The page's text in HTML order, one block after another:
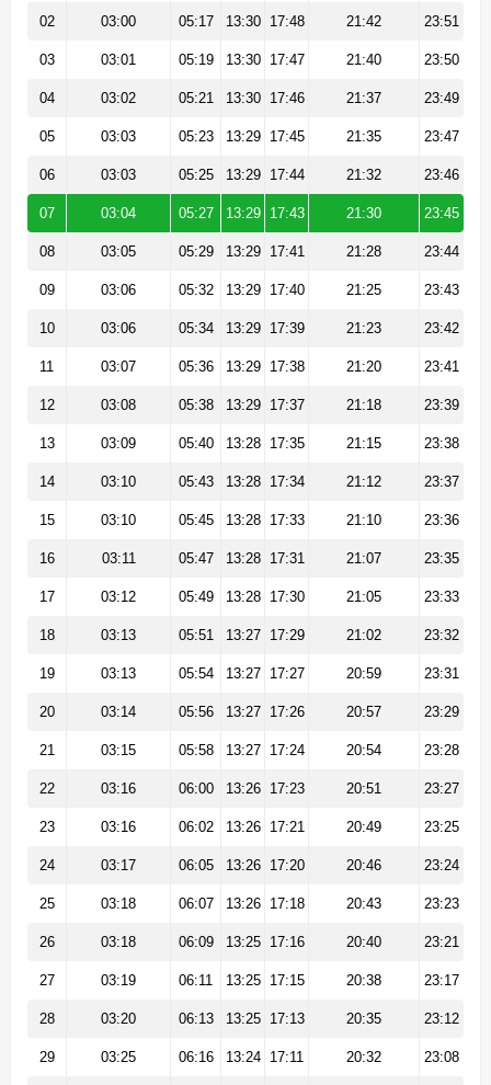
02 03:00 05:17 13:30 17:48 21:42 23:51
03 03:01 05:19 13:30 17:47 21:40 23:50
04 03:02 05:21 13:30 17:46 21:37 23:49
05 03:03 05:23 13:29 17:45 21:35 23:47
06 03:03 05:25 13:29 17:44 21:32 23:46
07 03:04 05:27 13:29 17:43 21:30 23:45
08 03:05 05:29 13:29 17:41 21:28 23:44
09 03:06 05:32 13:29 17:40 21:25 23:43
10 03:06 05:34 13:29 17:39 21:23 23:42
11 03:07 05:36 13:29 17:38 21:20 23:41
12 03:08 05:38 13:29 17:37 21:18 23:39
13 03:09 05:40 13:28 17:35 21:15 23:38
14 03:10 05:43 13:28 17:34 21:12 23:37
15 03:10 05:45 13:28 17:33 21:10 23:36
16 03:11 05:47 13:28 17:31 21:07 23:35
17 03:12 05:49 13:28 17:30 21:05 23:33
18 03:13 05:51 13:27 17:29 21:02 23:32
19 03:13 05:54 13:27 17:27 20:59 23:31
20 03:14 05:56 13:27 17:26 20:57 23:29
21 03:15 05:58 13:27 17:24 20:54 23:28
22 03:16 06:00 13:26 17:23 20:51 23:27
23 03:16 06:02 13:26 17:21 20:49 23:25
24 03:17 06:05 13:26 17:20 20:46 23:24
25 03:18 06:07 13:26 17:18 20:43 23:23
26 03:18 06:09 13:25 17:16 20:40 23:21
27 03:19 06:11 13:25 17:15 20:38 23:17
28 03:20 06:13 13:25 17:13 20:35 23:12
29 03:25 06:16 13:24 17:11 20:32 23:08